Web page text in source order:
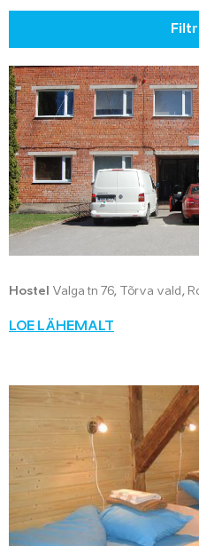
Hostel Valga tn 76, Tõrva vald,
LOE LÄHEMALT